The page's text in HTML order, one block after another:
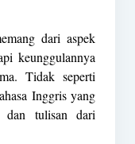
dari aspek
keunggulannya
Tidak seperti
Inggris yang
dan tulisan dari